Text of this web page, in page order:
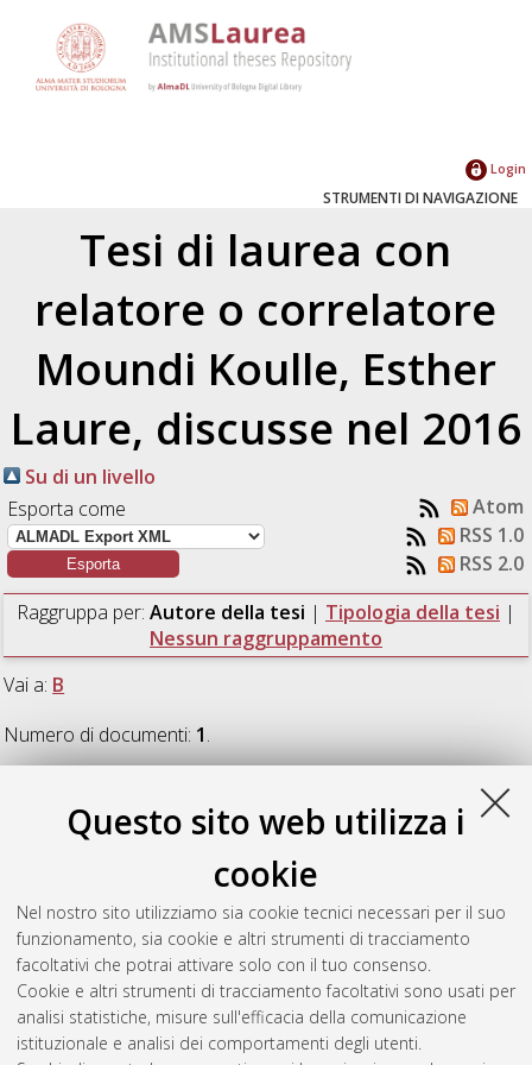
Questo sito web utilizza i
cookie
Nel nostro sito utilizziamo sia cookie tecnici necessari per il suo
funzionamento, sia cookie e altri strumenti di tracciamento
facoltativi che potrai attivare solo con il tuo consenso.
Cookie e altri strumenti di tracciamento facoltativi sono usati per
analisi statistiche, misure sull'efficacia della comunicazione
istituzionale e analisi dei comportamenti degli utenti.
Login
STRUMENTI DI NAVIGAZIONE
Tesi di laurea con
relatore o correlatore
Moundi Koulle, Esther
Laure, discusse nel 2016
Su di un livello
Esporta come
Atom
RSS 1.0
RSS 2.0
Raggruppa per: Autore della tesi | Tipologia della tesi |
Nessun raggruppamento
Vai a: B
Numero di documenti: 1.
Shelf life di ricotta vaccina
[Laurea], Università di Bologna, Corso di Studio inTecnologie
alimentari [L-DM270] - Cesena, Documento ad accesso
riservato.
Questa lista e' stata generata ilSun Aug 9 13:27:08 2026